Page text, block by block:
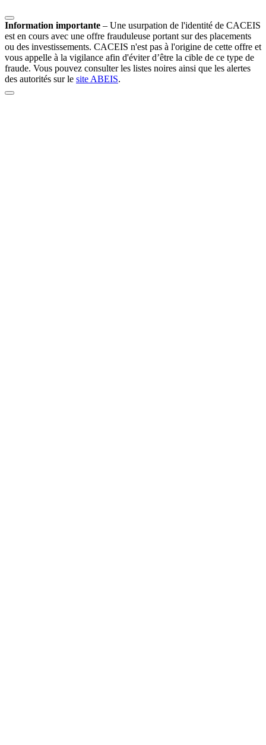
Information importante – Une usurpation de l'identité de CACEIS
est en cours avec une offre frauduleuse portant sur des placements
ou des investissements. CACEIS n'est pas à l'origine de cette offre et
vous appelle à la vigilance afin d'éviter d’être la cible de ce type de
fraude. Vous pouvez consulter les listes noires ainsi que les alertes
des autorités sur le site ABEIS.